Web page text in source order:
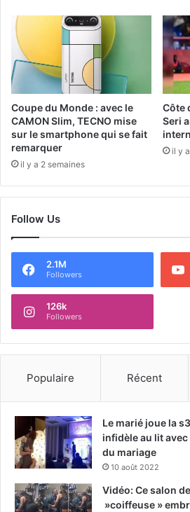
Coupe du Monde : avec le
CAMON Slim, TECNO mise
sur le smartphone qui se fait
remarquer
il y a 2 semaines
Côte
Seri
il y
Follow Us
2.1M
Followers
126k
Followers
Populaire Récent
Le marié joue la
infidèle au lit
du mariage
10 août 2022
Vidéo: Ce salon
»coiffeuse »